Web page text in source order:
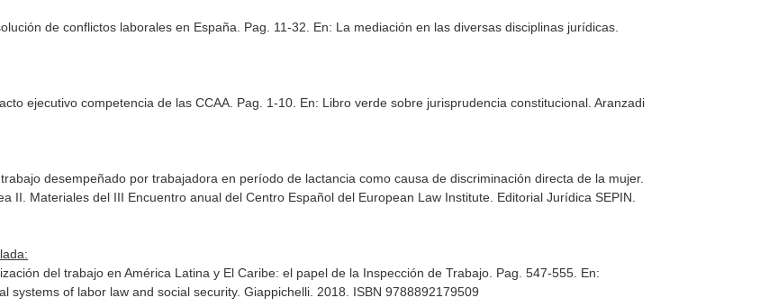
de conflictos laborales en España. Pag. 11-32. En: La mediación en las diversas disciplinas jurídicas
ejecutivo competencia de las CCAA. Pag. 1-10. En: Libro verde sobre jurisprudencia constitucional . Aranzadi
desempeñado por trabajadora en período de lactancia como causa de discriminación directa de la mujer.
II. Materiales del III Encuentro anual del Centro Español del European Law Institute . Editorial Jurídica SEPIN.
del trabajo en América Latina y El Caribe: el papel de la Inspección de Trabajo. Pag. 547-555. En:
systems of labor law and social security. Giappichelli. 2018. ISBN 9788892179509